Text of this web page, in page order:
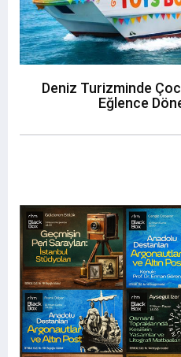
Deniz Turizminde
Eğlence